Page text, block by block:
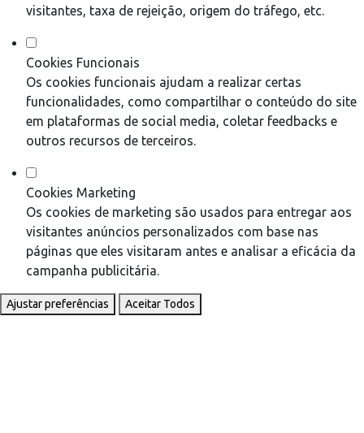
visitantes, taxa de rejeição, origem do tráfego, etc.
Cookies Funcionais
Os cookies funcionais ajudam a realizar certas
funcionalidades, como compartilhar o conteúdo do site
em plataformas de social media, coletar feedbacks e
outros recursos de terceiros.
Cookies Marketing
Os cookies de marketing são usados para entregar aos
visitantes anúncios personalizados com base nas
páginas que eles visitaram antes e analisar a eficácia da
campanha publicitária.
Ajustar preferências Aceitar Todos